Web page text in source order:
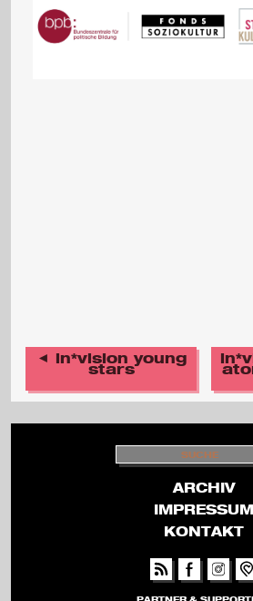
◄ in*vision young
stars
S
U
H
E
ARCHIV
IMPRESSUM
KONTAKT